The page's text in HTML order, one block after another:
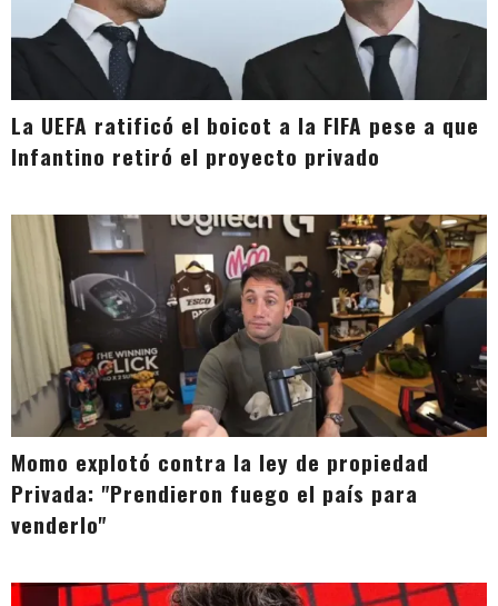
La UEFA ratificó el boicot a la FIFA pese a que
Infantino retiró el proyecto privado
Momo explotó contra la ley de propiedad
Privada: "Prendieron fuego el país para
venderlo"